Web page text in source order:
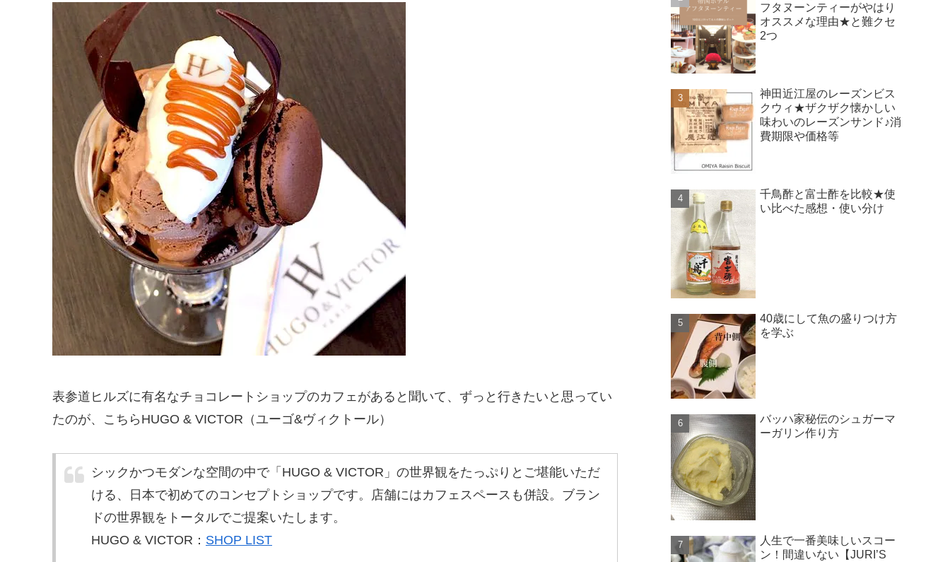
表参道ヒルズに有名なチョコレートショップのカフェがあると聞いて、ずっと行きたいと思ってい
たのが、こちらHUGO & VICTOR（ユーゴ&ヴィクトール）
シックかつモダンな空間の中で「HUGO & VICTOR」の世界観をたっぷりとご堪能いただ
ける、日本で初めてのコンセプトショップです。店舗にはカフェスペースも併設。ブラン
ドの世界観をトータルでご提案いたします。
HUGO & VICTOR： SHOP LIST
フタヌーンティーがやはり
オススメな理由★と難クセ
2つ
神田近江屋のレーズンビス
クウィ★ザクザク懐かしい
味わいのレーズンサンド♪消
費期限や価格等
千鳥酢と富士酢を比較★使
い比べた感想・使い分け
40歳にして魚の盛りつけ方
を学ぶ
バッハ家秘伝のシュガーマ
ーガリン作り方
人生で一番美味しいスコー
ン！間違いない【JURI’S